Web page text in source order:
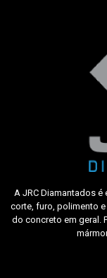
A JRC Diamantados
corte, furo, polimento
do concreto em geral.